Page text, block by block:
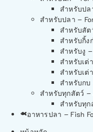
สำหรับปล
สำหรับปลา –
สำหรับสัต
สำหรับกิ้ง
สำหรับงู
สำหรับเต่
สำหรับเต่
สำหรับกบ
สำหรับทุกสัตว์
สำหรับทุ
อาหารปลา – Fish